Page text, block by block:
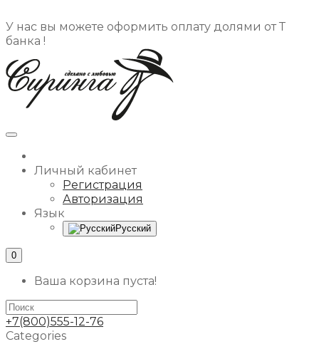
У нас вы можете оформить оплату долями от Т
банка !
Личный кабинет
Регистрация
Авторизация
Язык
Русский
0
Ваша корзина пуста!
+7(800)555-12-76
Categories